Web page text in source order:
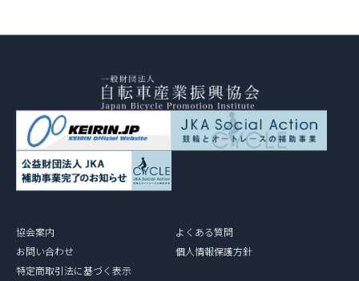
協会案内
よくある質問
お問い合わせ
個人情報保護方針
特定商取引法に基づく表示